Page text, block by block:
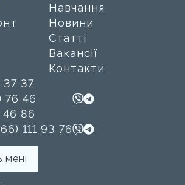
Навчання
Новини
Статті
Вакансії
Контакти
37 37
76 46
46 86
111 93 76
мені